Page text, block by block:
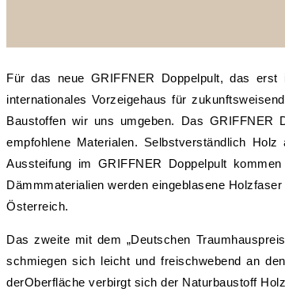
Für das neue GRIFFNER Doppelpult, das
internationales Vorzeigehaus für
Baustoffen wir uns umgeben. Das GRIFFNER
empfohlene Materialen. Selbstverständlich
Aussteifung im GRIFFNER Doppelpult
Dämmmaterialien werden eingeblasene
Österreich.
Das zweite mit dem „Deutschen
schmiegen sich leicht und freischwebend an
derOberfläche verbirgt sich der Naturbaustoff